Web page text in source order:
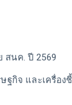
สนค. ปี 2569
ฐกิจ และเครื่อ